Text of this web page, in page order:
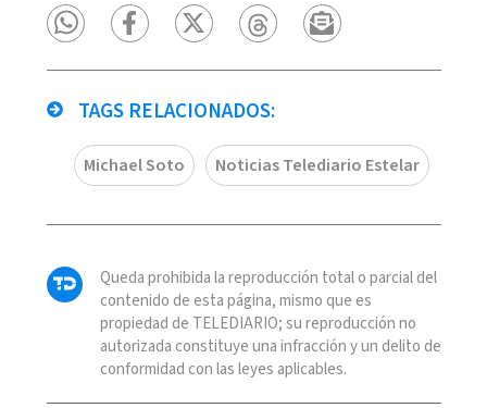
TAGS RELACIONADOS:
Michael Soto Noticias Telediario Estelar
Queda prohibida la reproducción total o parcial del
contenido de esta página, mismo que es
propiedad de TELEDIARIO; su reproducción no
autorizada constituye una infracción y un delito de
conformidad con las leyes aplicables.